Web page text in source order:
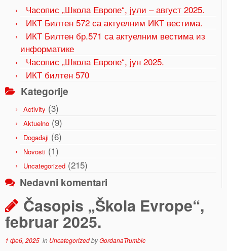
Часопис „Школа Европе“, јули – август 2025.
ИКТ Билтен 572 са актуелним ИКТ вестима.
ИКТ Билтен бр.571 са актуелним вестима из
информатике
Часопис „Школа Европе“, јун 2025.
ИКТ билтен 570
Kategorije
Activity (3)
Aktuelno (9)
Događaji (6)
Novosti (1)
Uncategorized (215)
Nedavni komentari
Časopis „Škola Evrope“,
februar 2025.
1 феб, 2025 in UncategorizedbyGordanaTrumbic